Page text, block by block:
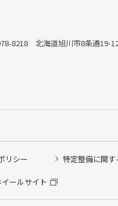
8218 北海道旭川市8条通19-
リシー 特定整備に関
ールサイト
ださい